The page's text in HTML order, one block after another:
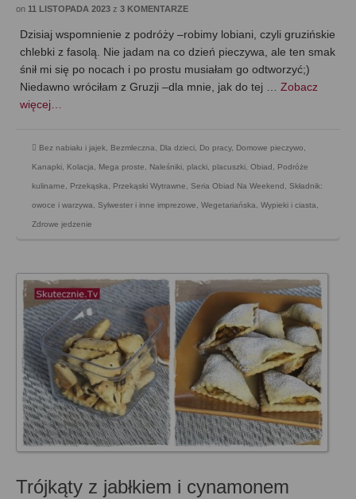
on 11 LISTOPADA 2023 z 3 KOMENTARZE
Dzisiaj wspomnienie z podróży –robimy lobiani, czyli gruzińskie
chlebki z fasolą. Nie jadam na co dzień pieczywa, ale ten smak
śnił mi się po nocach i po prostu musiałam go odtworzyć;)
Niedawno wróciłam z Gruzji –dla mnie, jak do tej … Zobacz
więcej…
Bez nabiału i jajek, Bezmleczna, Dla dzieci, Do pracy, Domowe pieczywo,
Kanapki, Kolacja, Mega proste, Naleśniki, placki, placuszki, Obiad, Podróże
kulinarne, Przekąska, Przekąski Wytrawne, Seria Obiad Na Weekend, Składnik:
owoce i warzywa, Sylwester i inne imprezowe, Wegetariańska, Wypieki i ciasta,
Zdrowe jedzenie
Trójkąty z jabłkiem i cynamonem